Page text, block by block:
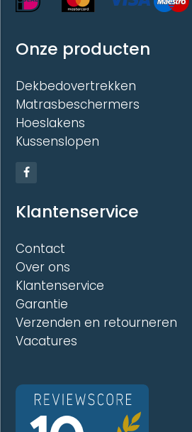
Onze producten
Dekbedovertrekken
Matrasbeschermers
Hoeslakens
Kussenslopen
Klantenservice
Contact
Over ons
Klantenservice
Garantie
Verzenden en retourneren
Vacatures